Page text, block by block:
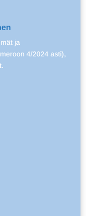
ja
4/2024 asti),